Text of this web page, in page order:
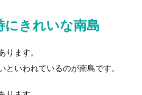
にきれいな南島
ります。
といわれているのが南島です。